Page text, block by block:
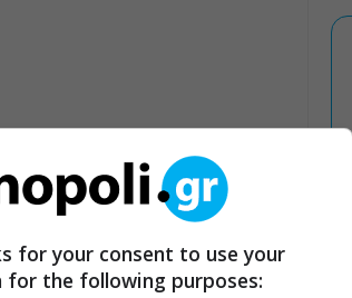
for your consent to use your
for the following purposes: